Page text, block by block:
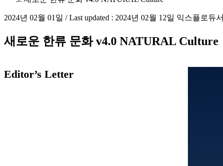
2024년 02월 01일 / Last updated : 2024년 02월 12일 익스플로듀서
새로운 한류 문화 v4.0 NATURAL Culture
Editor’s Letter